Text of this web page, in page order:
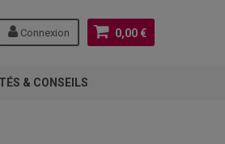
0,00 €
Connexion
& CONSEILS